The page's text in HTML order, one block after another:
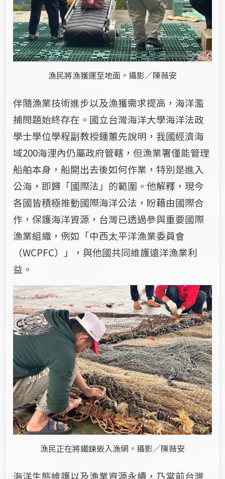
漁民將漁獲運至地面。攝影／陳薇安
伴隨漁業技術進步以及漁獲需求提高，海洋濫
捕問題始終存在。國立台灣海洋大學海洋法政
學士學位學程副教授鍾蕙先說明，我國經濟海
域200海浬內仍屬政府管轄，但漁業署僅能管理
船舶本身，船開出去後如何作業，特別是進入
公海，即歸「國際法」的範圍。他解釋，現今
各國皆積極推動國際海洋公法，盼藉由國際合
作，保護海洋資源，台灣已透過參與重要國際
漁業組織，例如「中西太平洋漁業委員會
（WCPFC）」，與他國共同維護遠洋漁業利
益。
漁民正在將鐵鍊嵌入漁網。攝影／陳薇安
海洋生態維護以及漁業資源永續，乃當前台灣